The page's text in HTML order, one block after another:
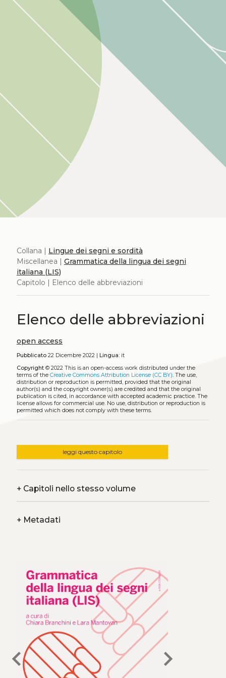
Collana | Lingue dei segni e sordità
Miscellanea | Grammatica della lingua dei segni
italiana (LIS)
Capitolo | Elenco delle abbreviazioni
Elenco delle abbreviazioni
open access
Pubblicato22 Dicembre 2022 | Lingua:it
Copyright© 2022 This is an open-access work distributed under the
terms of the Creative Commons Attribution License (CC BY). The use,
distribution or reproduction is permitted, provided that the original
author(s) and the copyright owner(s) are credited and that the original
publication is cited, in accordance with accepted academic practice. The
license allows for commercial use. No use, distribution or reproduction is
permitted which does not comply with these terms.
leggi questo capitolo
+Capitoli nello stesso volume
+Metadati
chevron_left chevron_right